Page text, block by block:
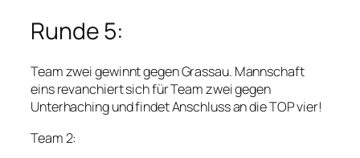
Runde 5:
Team zwei gewinnt gegen Grassau. Mannschaft
eins revanchiert sich für Team zwei gegen
Unterhaching und findet Anschluss an die TOP vier!
Team 2: